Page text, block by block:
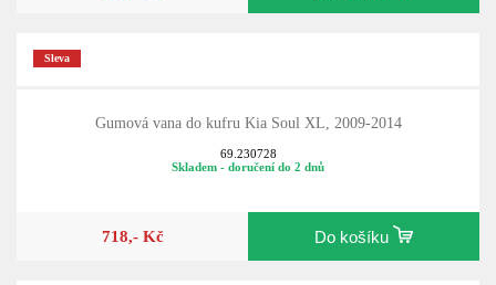
Sleva
Gumová vana do kufru Kia Soul XL, 2009-2014
69.230728
Skladem - doručení do 2 dnů
718,- Kč Do košíku